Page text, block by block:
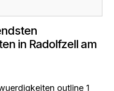
in Radolfzell am